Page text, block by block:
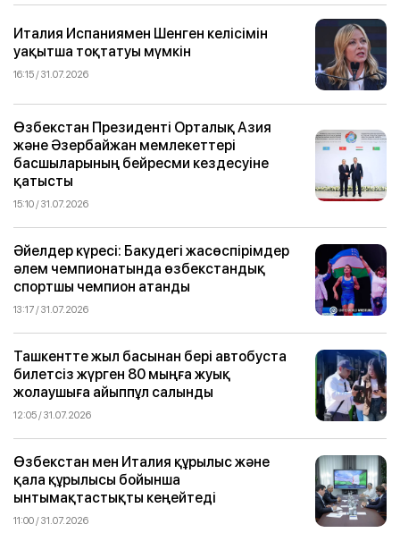
Италия Испаниямен Шенген келісімін
уақытша тоқтатуы мүмкін
16:15 / 31.07.2026
Өзбекстан Президенті Орталық Азия
және Әзербайжан мемлекеттері
басшыларының бейресми кездесуіне
қатысты
15:10 / 31.07.2026
Әйелдер күресі: Бакудегі жасөспірімдер
әлем чемпионатында өзбекстандық
спортшы чемпион атанды
13:17 / 31.07.2026
Ташкентте жыл басынан бері автобуста
билетсіз жүрген 80 мыңға жуық
жолаушыға айыппұл салынды
12:05 / 31.07.2026
Өзбекстан мен Италия құрылыс және
қала құрылысы бойынша
ынтымақтастықты кеңейтеді
11:00 / 31.07.2026